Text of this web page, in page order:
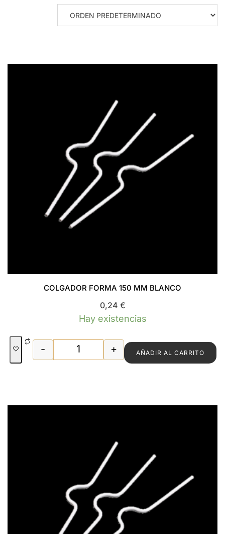
COLGADOR FORMA 150 MM BLANCO
0,24 €
Hay existencias
COLGADOR FORMA 150 MM BLANCO
- + AÑADIR AL CARRITO